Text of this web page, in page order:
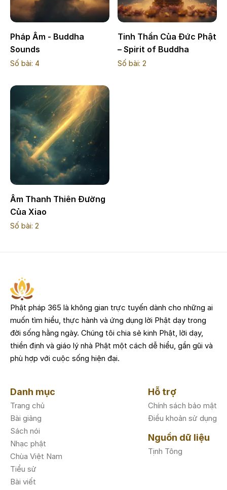
Pháp Âm - Buddha
Sounds
Số bài: 4
Tinh Thần Của Đức Phật
– Spirit of Buddha
Số bài: 2
Âm Thanh Thiên Đường
Của Xiao
Số bài: 2
Phật pháp 365 là không gian trực tuyến dành cho những ai
muốn tìm hiểu, thực hành và ứng dụng lời Phật dạy trong
đời sống hằng ngày. Chúng tôi chia sẻ kinh Phật, lời dạy,
thiền định và giáo lý nhà Phật một cách dễ hiểu, gần gũi và
phù hợp với cuộc sống hiện đại.
Danh mục
Trang chủ
Bài giảng
Sách nói
Nhạc phật
Chùa Việt Nam
Tiểu sử
Bài viết
Hỗ trợ
Chính sách bảo mật
Điều khoản sử dụng
Nguồn dữ liệu
Tịnh Tông